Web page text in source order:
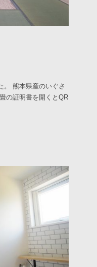
。 熊本県産のいぐさ
の証明書を開くとQR